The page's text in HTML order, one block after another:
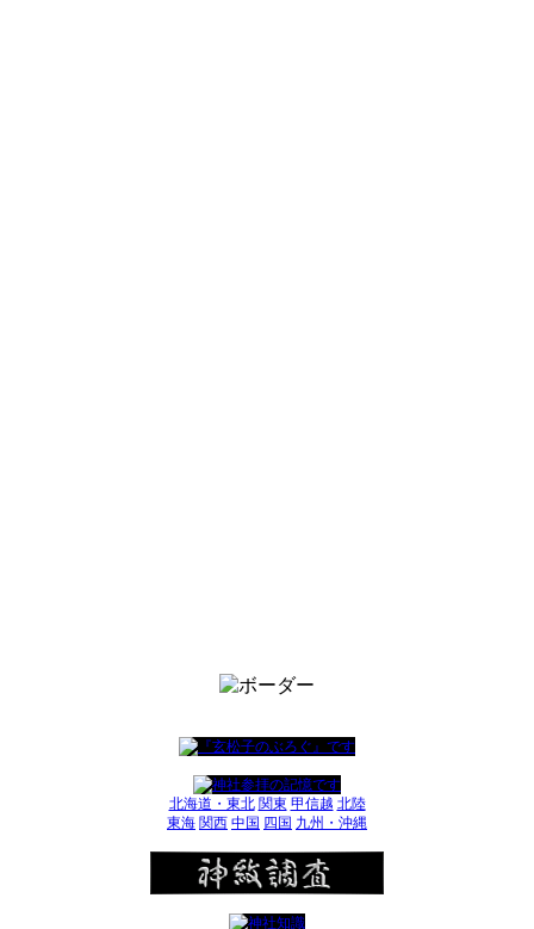
北海道・東北 関東 甲信越 北陸
東海 関西 中国 四国 九州・沖縄